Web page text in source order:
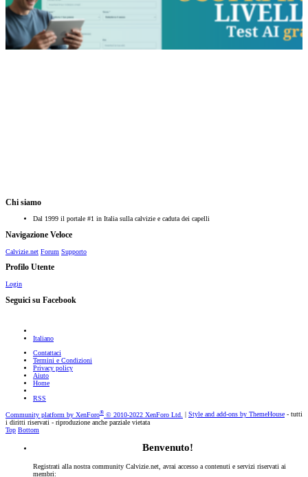
Chi siamo
Dal 1999 il portale #1 in Italia sulla calvizie e caduta dei capelli
Navigazione Veloce
Calvizie.net Forum Supporto
Profilo Utente
Login
Seguici su Facebook
Italiano
Contattaci
Termini e Condizioni
Privacy policy
Aiuto
Home
RSS
Community platform by XenForo® © 2010-2022 XenForo Ltd. Style and add-ons by ThemeHouse - tutti
i diritti riservati - riproduzione anche parziale vietata
Top Bottom
Benvenuto!
Registrati alla nostra community Calvizie.net, avrai accesso a contenuti e servizi riservati ai
membri: